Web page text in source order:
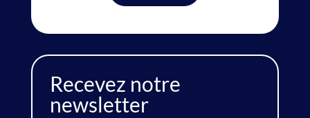
Recevez notre
newsletter